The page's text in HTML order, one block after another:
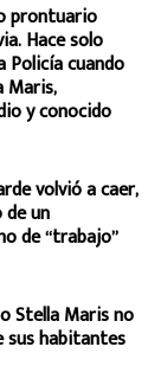
prontuario
Hace solo
Policía cuando
Maris,
y conocido
volvió a caer,
un
de “trabajo”
Stella Maris no
sus habitantes